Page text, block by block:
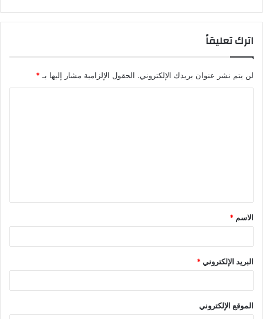
اترك تعليقاً
لن يتم نشر عنوان بريدك الإلكتروني. الحقول الإلزامية مشار إليها بـ*
ق
*
الاسم *
البريد الإلكتروني*
الموقع الإلكتروني